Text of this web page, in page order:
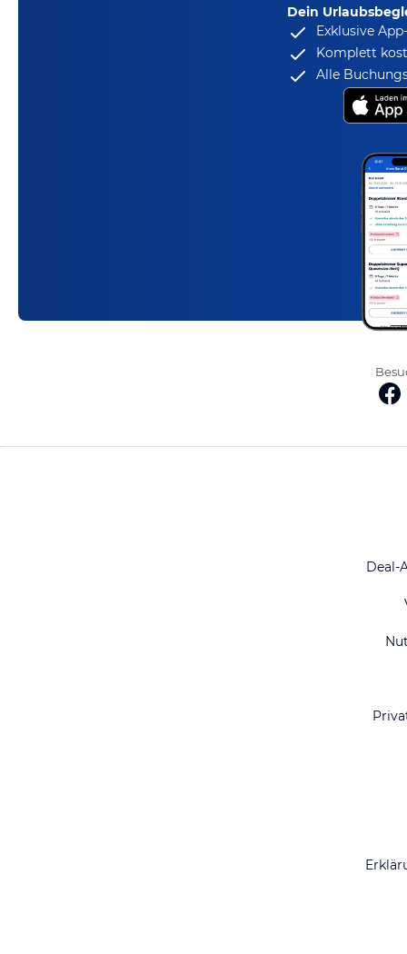
Dein
Exklusive
Komplett
Alle
Deal-